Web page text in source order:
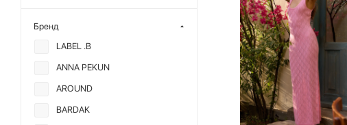
Бренд
LABEL .B
ANNA PEKUN
AROUND
BARDAK